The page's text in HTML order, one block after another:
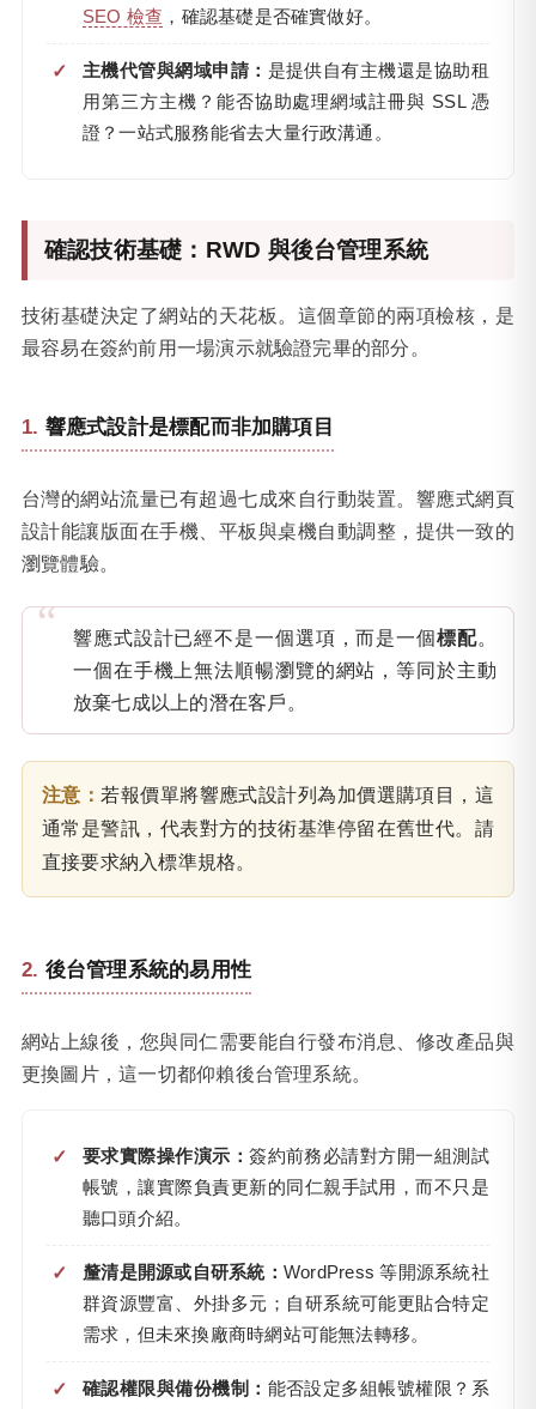
SEO 檢查 ，確認基礎是否確實做好。
主機代管與網域申請： 是提供自有主機還是協助租
用第三方主機？能否協助處理網域註冊與 SSL 憑
證？一站式服務能省去大量行政溝通。
確認技術基礎：RWD 與後台管理系統
技術基礎決定了網站的天花板。這個章節的兩項檢核，是
最容易在簽約前用一場演示就驗證完畢的部分。
響應式設計是標配而非加購項目
台灣的網站流量已有超過七成來自行動裝置。響應式網頁
設計能讓版面在手機、平板與桌機自動調整，提供一致的
瀏覽體驗。
響應式設計已經不是一個選項，而是一個標配。
一個在手機上無法順暢瀏覽的網站，等同於主動
放棄七成以上的潛在客戶。
注意： 若報價單將響應式設計列為加價選購項目，這
通常是警訊，代表對方的技術基準停留在舊世代。請
直接要求納入標準規格。
後台管理系統的易用性
網站上線後，您與同仁需要能自行發布消息、修改產品與
更換圖片，這一切都仰賴後台管理系統。
要求實際操作演示：簽約前務必請對方開一組測試
帳號，讓實際負責更新的同仁親手試用，而不只是
聽口頭介紹。
釐清是開源或自研系統： WordPress 等開源系統社
群資源豐富、外掛多元；自研系統可能更貼合特定
需求，但未來換廠商時網站可能無法轉移。
確認權限與備份機制： 能否設定多組帳號權限？系